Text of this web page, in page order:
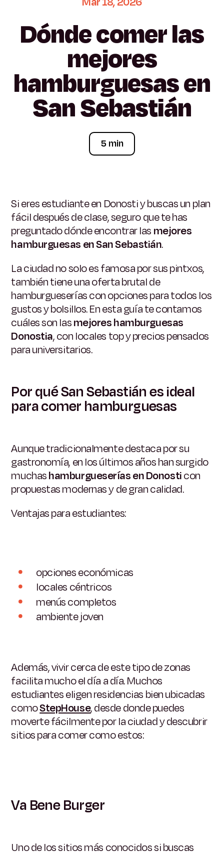
Dóndecomerlas
mejores
hamburguesasen
SanSebastián
5 min
Si eres estudiante en Donosti y buscas un plan
fácil después de clase, seguro que te has
preguntado dónde encontrar las mejores
hamburguesas en San Sebastián.
La ciudad no solo es famosa por sus pintxos,
también tiene una oferta brutal de
hamburgueserías con opciones para todos los
gustos y bolsillos. En esta guía te contamos
cuáles son lasmejores hamburguesas
Donostia, con locales top y precios pensados
para universitarios.
Por qué San Sebastián es ideal
para comer hamburguesas
Aunque tradicionalmente destaca por su
gastronomía, en los últimos años han surgido
muchashamburgueserías en Donosticon
propuestas modernas y de gran calidad.
Ventajas para estudiantes:
opciones económicas
locales céntricos
menús completos
ambiente joven
Además, vivir cerca de este tipo de zonas
facilita mucho el día a día. Muchos
estudiantes eligen residencias bien ubicadas
comoStepHouse, desde donde puedes
moverte fácilmente por la ciudad y descubrir
sitios para comer como estos:
Va Bene Burger
Uno de los sitios más conocidos si buscas